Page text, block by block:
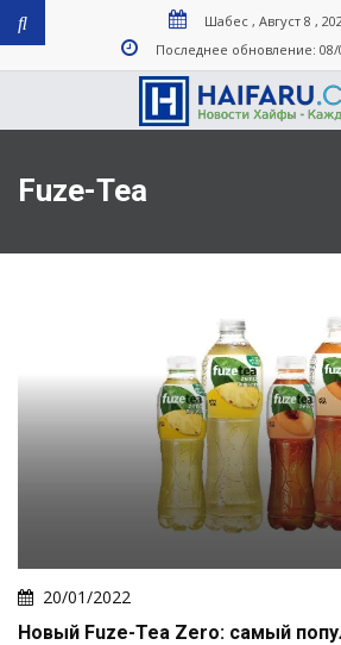
Шабес , Август 8 ,
Последнее обновление: 08/
Fuze-Tea
20/01/2022
Новый Fuze-Tea Zero: самый